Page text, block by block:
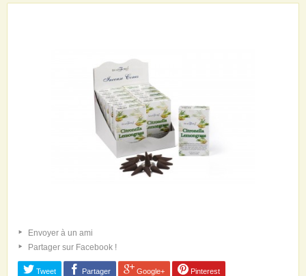
Envoyer à un ami
Partager sur Facebook !
Tweet Partager Google+ Pinterest